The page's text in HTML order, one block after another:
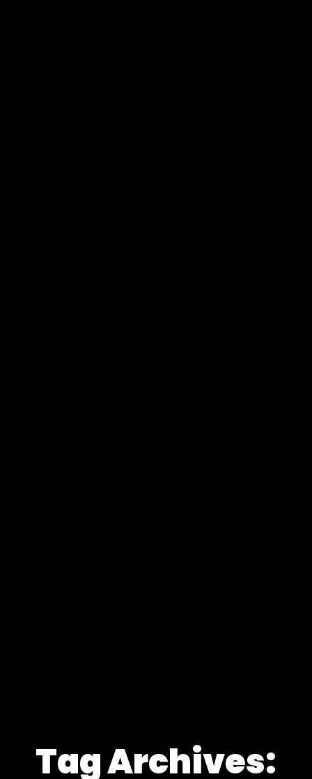
Tag Archives: